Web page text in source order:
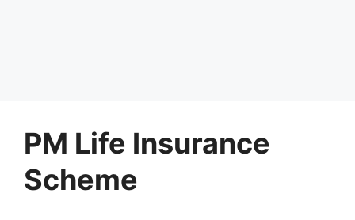
PM Life Insurance
Scheme